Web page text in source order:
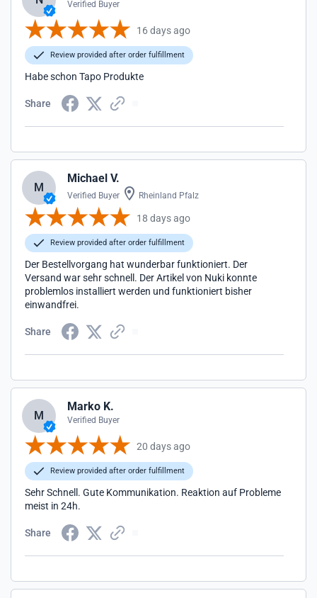
Verified Buyer
16 days ago
Review provided after order fulfillment
Habe schon Tapo Produkte
Share
M
Michael V.
Verified Buyer Rheinland Pfalz
18 days ago
Review provided after order fulfillment
Der Bestellvorgang hat wunderbar funktioniert. Der
Versand war sehr schnell. Der Artikel von Nuki konnte
problemlos installiert werden und funktioniert bisher
einwandfrei.
Share
M
Marko K.
Verified Buyer
20 days ago
Review provided after order fulfillment
Sehr Schnell. Gute Kommunikation. Reaktion auf Probleme
meist in 24h.
Share